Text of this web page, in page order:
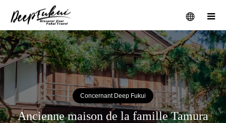
メニュー
Concernant Deep Fukui
Ancienne maison de la famille Tamura